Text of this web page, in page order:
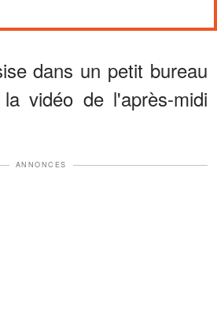
dans un petit bureau
vidéo de l'après-midi
ANNONCES